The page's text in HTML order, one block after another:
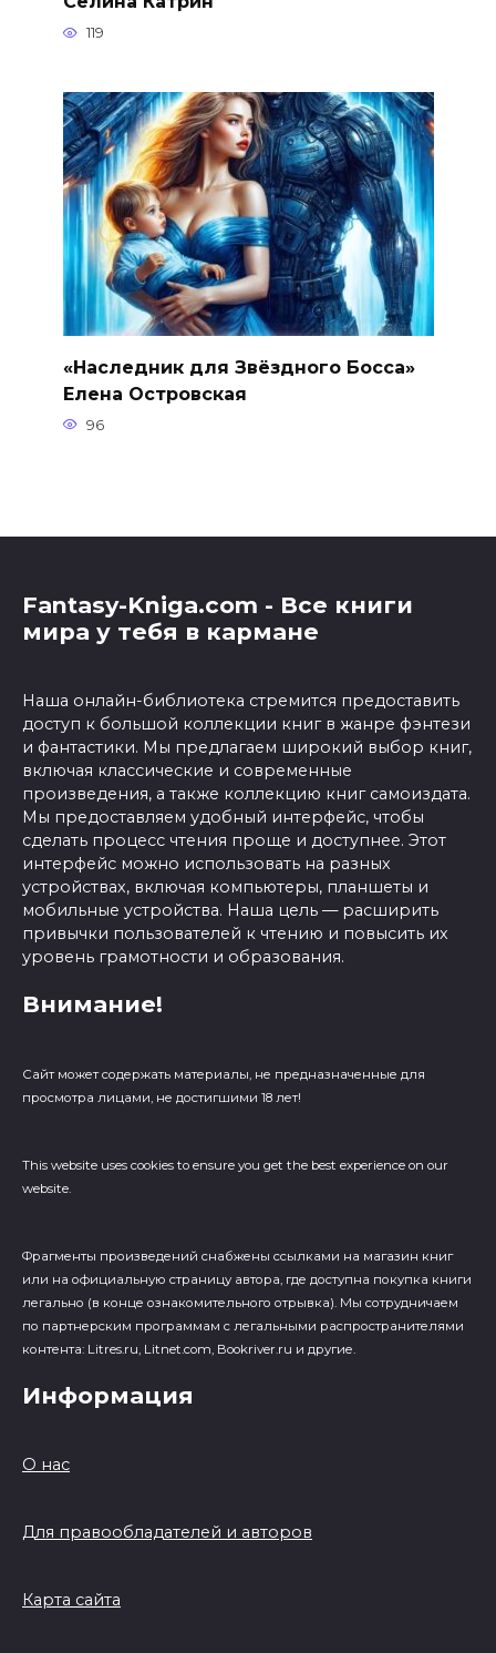
119
«Наследник для Звёздного Босса»
Елена Островская
96
Fantasy-Kniga.com - Все книги
мира у тебя в кармане
Наша онлайн-библиотека стремится предоставить
доступ к большой коллекции книг в жанре фэнтези
и фантастики. Мы предлагаем широкий выбор книг,
включая классические и современные
произведения, а также коллекцию книг самоиздата.
Мы предоставляем удобный интерфейс, чтобы
сделать процесс чтения проще и доступнее. Этот
интерфейс можно использовать на разных
устройствах, включая компьютеры, планшеты и
мобильные устройства. Наша цель — расширить
привычки пользователей к чтению и повысить их
уровень грамотности и образования.
Внимание!
Сайт может содержать материалы, не предназначенные для
просмотра лицами, не достигшими 18 лет!
This website uses cookies to ensure you get the best experience on our
website.
Фрагменты произведений cнабжены ссылками на магазин книг
или на официальную страницу автора, где доступна покупка книги
легально (в конце ознакомительного отрывка). Мы сотрудничаем
по партнерским программам с легальными распространителями
контента: Litres.ru, Litnet.com, Bookriver.ru и другие.
Информация
О нас
Для правообладателей и авторов
Карта сайта